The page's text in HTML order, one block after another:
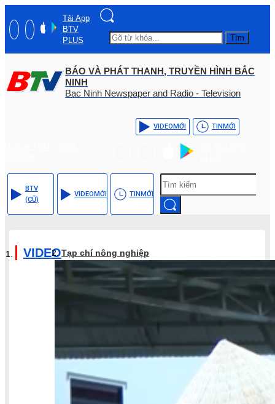
Tải App
BTV
PLUS
Tìm
BÁO VÀ PHÁT THANH, TRUYỀN HÌNH BẮC
NINH
Bac Ninh Newspaper and Radio - Television
VIDEOMỚI TINMỚI
BTV
(CŨ)
VIDEOMỚI TINMỚI
VIDEOTạp chí nông nghiệp